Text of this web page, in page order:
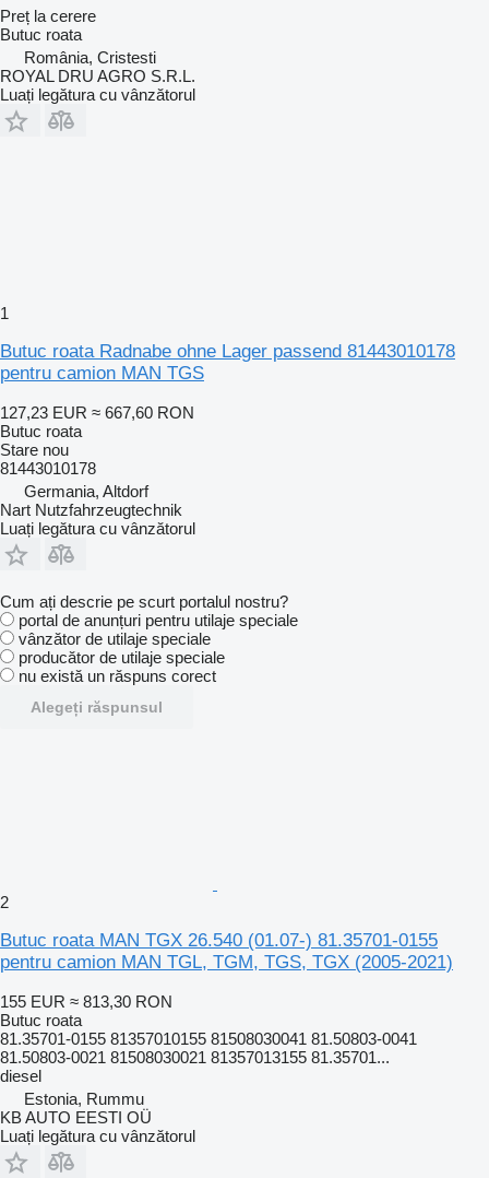
Preț la cerere
Butuc roata
România, Cristesti
ROYAL DRU AGRO S.R.L.
Luați legătura cu vânzătorul
1
Butuc roata Radnabe ohne Lager passend 81443010178
pentru camion MAN TGS
127,23 EUR ≈ 667,60 RON
Butuc roata
Stare nou
81443010178
Germania, Altdorf
Nart Nutzfahrzeugtechnik
Luați legătura cu vânzătorul
Cum ați descrie pe scurt portalul nostru?
portal de anunțuri pentru utilaje speciale
vânzător de utilaje speciale
producător de utilaje speciale
nu există un răspuns corect
Alegeți răspunsul
2
Butuc roata MAN TGX 26.540 (01.07-) 81.35701-0155
pentru camion MAN TGL, TGM, TGS, TGX (2005-2021)
155 EUR ≈ 813,30 RON
Butuc roata
81.35701-0155 81357010155 81508030041 81.50803-0041
81.50803-0021 81508030021 81357013155 81.35701...
diesel
Estonia, Rummu
KB AUTO EESTI OÜ
Luați legătura cu vânzătorul